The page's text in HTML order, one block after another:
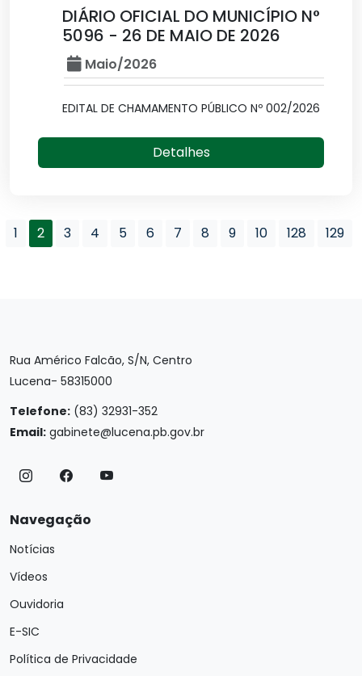
DIÁRIO OFICIAL DO MUNICÍPIO N°
5096 - 26 DE MAIO DE 2026
Maio/2026
EDITAL DE CHAMAMENTO PÚBLICO Nº 002/2026
Detalhes
1 2 3 4 5 6 7 8 9 10 128 129
Rua Américo Falcão, S/N, Centro
Lucena- 58315000
Telefone: (83) 32931-352
Email: gabinete@lucena.pb.gov.br
Navegação
Notícias
Vídeos
Ouvidoria
E-SIC
Política de Privacidade